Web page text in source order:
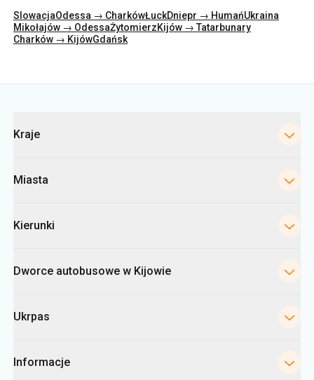
SlowacjaOdessa → CharkówŁuckDniepr → HumańUkraina
Mikołajów → OdessaŻytomierzKijów → Tatarbunary
Charków → KijówGdańsk
Kraje
Miasta
Kierunki
Dworce autobusowe w Kijowie
Ukrpas
Informacje